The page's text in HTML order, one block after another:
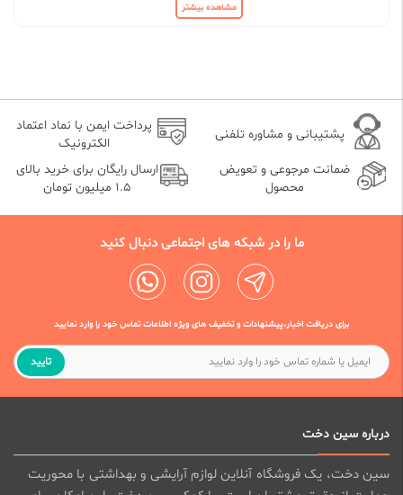
مشاهده بیشتر
پشتیبانی و مشاوره تلفنی
پرداخت ایمن با نماد اعتماد
الکترونیک
ضمانت مرجوعی و تعویض
محصول
ارسال رایگان برای خرید بالای
1.5 میلیون تومان
ما را در شبکه های اجتماعی دنبال کنید
برای دریافت اخبار،پیشنهادات و تخفیف های ویژه اطلاعات تماس خود را وارد نمایید
تایید
درباره سین دخت
سین دخت، یک فروشگاه آنلاین لوازم آرایشی و بهداشتی با محوریت